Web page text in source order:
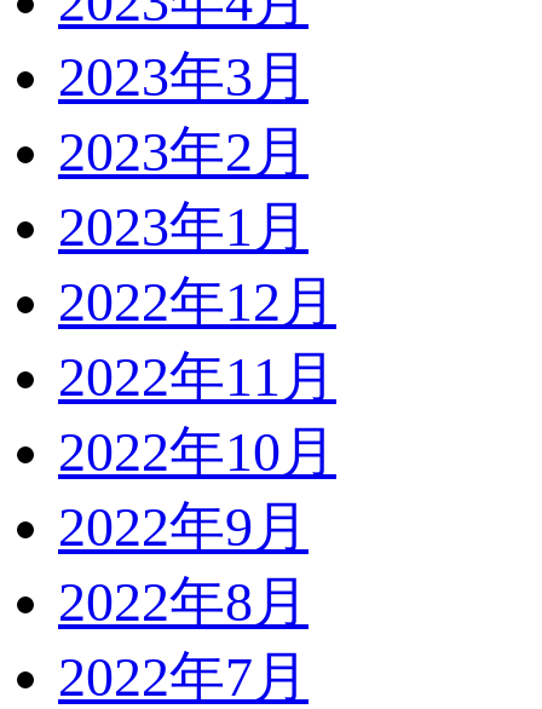
2023年3月
2023年2月
2023年1月
2022年12月
2022年11月
2022年10月
2022年9月
2022年8月
2022年7月